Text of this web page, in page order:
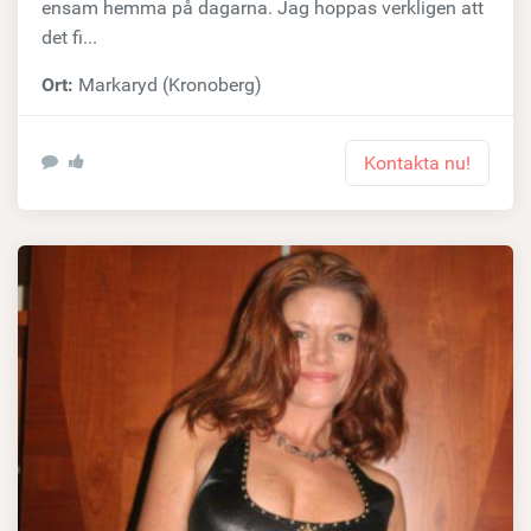
ensam hemma på dagarna. Jag hoppas verkligen att
det fi...
Ort: Markaryd (Kronoberg)
Kontakta nu!